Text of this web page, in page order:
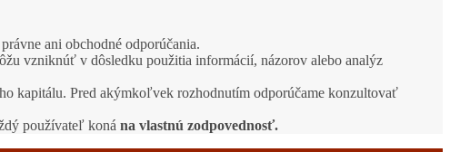
ani obchodné odporúčania.
vzniknúť v dôsledku použitia informácií, názorov alebo analýz
kapitálu. Pred akýmkoľvek rozhodnutím odporúčame konzultovať
používateľ koná na vlastnú zodpovednosť.